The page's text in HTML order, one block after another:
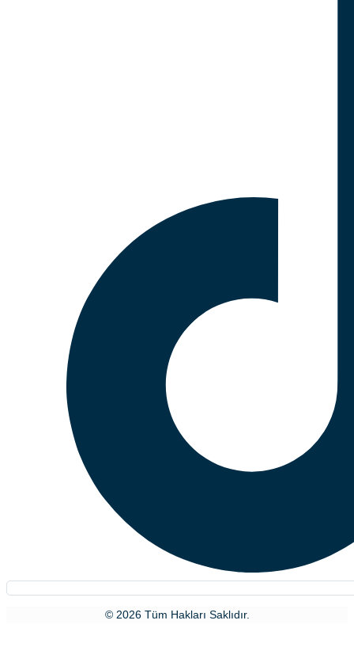
© 2026 Tüm Hakları Saklıdır.